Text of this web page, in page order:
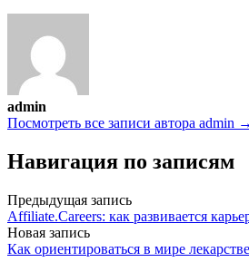
admin
Посмотреть все записи автора admin →
Навигация по записям
Предыдущая запись
Affiliate.Careers: как развивается
Новая запись
Как ориентироваться в мире